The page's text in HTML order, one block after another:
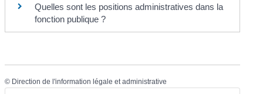
Quelles sont les positions administratives dans la
fonction publique ?
© Direction de l'information légale et administrative